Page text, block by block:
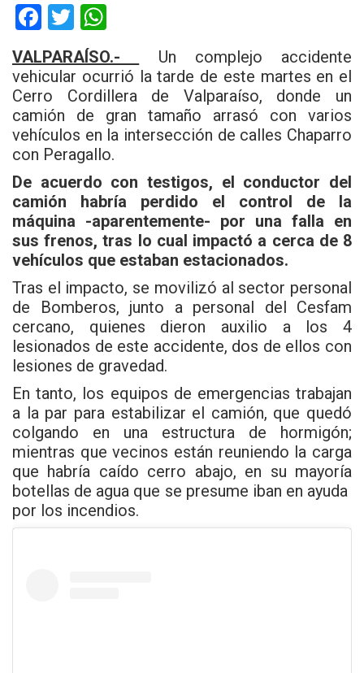
F
a
ce
b
o
o
k
T
wi
tt
er
h
at
s
A
p
p
VALPARAÍSO.-
Un complejo accidente
vehicular ocurrió la tarde de este martes en el
Cerro Cordillera de Valparaíso, donde un
camión de gran tamaño arrasó con varios
vehículos en la intersección de calles Chaparro
con Peragallo.
De acuerdo con testigos, el conductor del
camión habría perdido el control de la
máquina -aparentemente- por una falla en
sus frenos, tras lo cual impactó a cerca de 8
vehículos que estaban estacionados.
Tras el impacto, se movilizó al sector personal
de Bomberos, junto a personal del Cesfam
cercano, quienes dieron auxilio a los 4
lesionados de este accidente, dos de ellos con
lesiones de gravedad.
En tanto, los equipos de emergencias trabajan
a la par para estabilizar el camión, que quedó
colgando en una estructura de hormigón;
mientras que vecinos están reuniendo la carga
que habría caído cerro abajo, en su mayoría
botellas de agua que se presume iban en ayuda
por los incendios.